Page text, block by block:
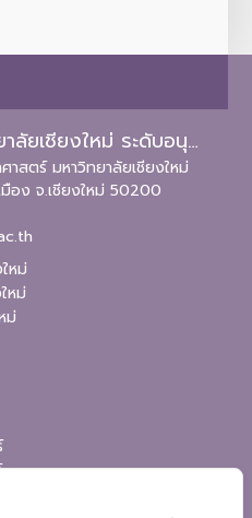
โรงเรียนสาธิตมหาวิทยาลัยเชียงใหม่ ระดับอนุบาลและประถมศึกษา
สตร์ มหาวิทยาลัยเชียงใหม่
อง จ.เชียงใหม่ 50200
หม่
หม่
ม่